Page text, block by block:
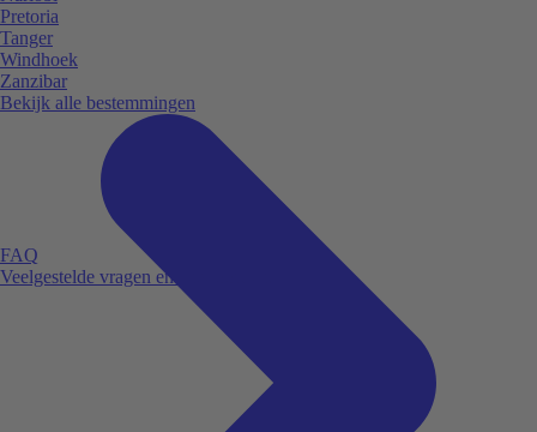
FAQ
Veelgestelde vragen en antwoorden.
Pretoria
Tanger
Windhoek
Zanzibar
Bekijk alle bestemmingen